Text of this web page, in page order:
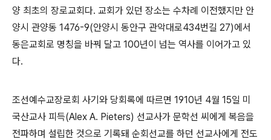
양 최초의 장로교회다. 교회가 있던 장소는 수차례 이전했지만 안
양시 관양동 1476-9(안양시 동안구 관악대로434번길 27)에서
동은교회로 명칭을 바꿔 달고 100년이 넘는 역사를 이어가고 있
다.
조선예수교장로회 사기와 당회록에 따르면 1910년 4월 15일 미
국산교사 피득(Alex A. Pieters) 선교사가 문학선 씨에게 복음을
전파하며 설립한 것으로 기록돼 순회선교를 하던 선교사에게 전도